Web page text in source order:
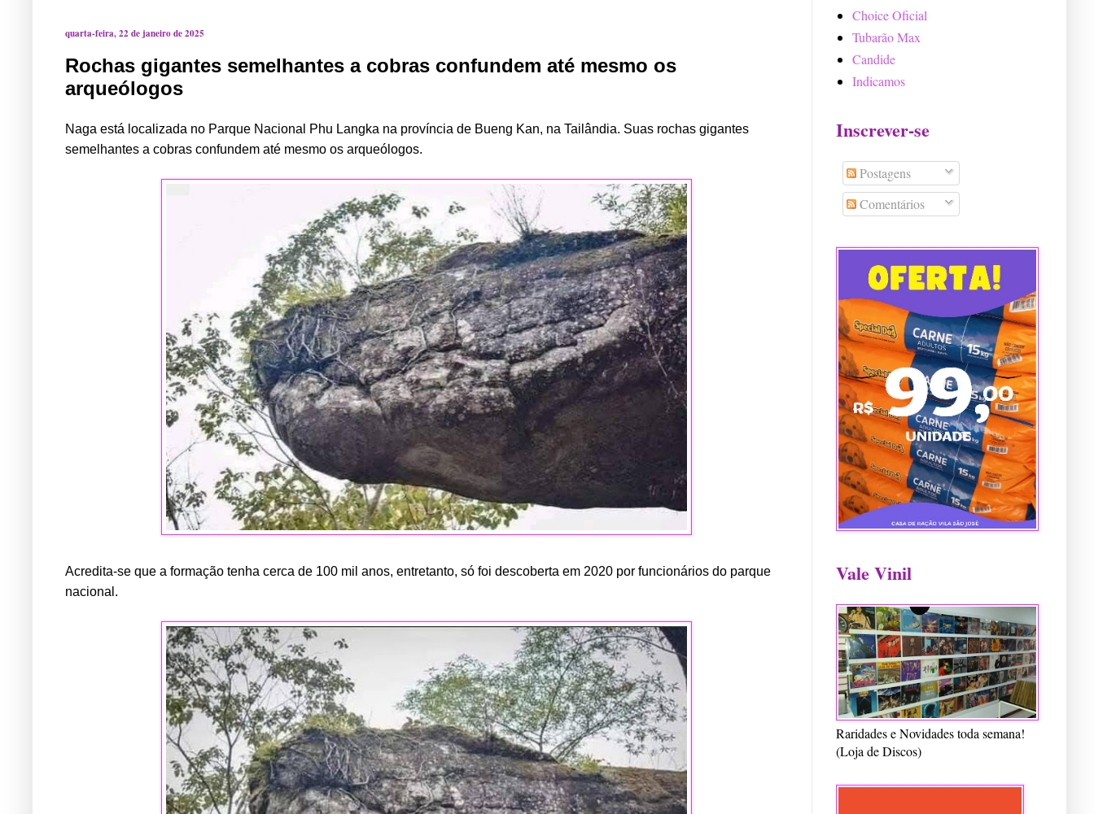
quarta-feira, 22 de janeiro de 2025
Rochas gigantes semelhantes a cobras confundem até mesmo os
arqueólogos
Naga está localizada no Parque Nacional Phu Langka na província de Bueng Kan, na Tailândia. Suas rochas gigantes
semelhantes a cobras confundem até mesmo os arqueólogos.
Acredita-se que a formação tenha cerca de 100 mil anos, entretanto, só foi descoberta em 2020 por funcionários do parque
nacional.
Choice Oficial
Tubarão Max
Candide
Indicamos
Inscrever-se
Postagens
Comentários
Vale Vinil
Raridades e Novidades toda semana!
(Loja de Discos)